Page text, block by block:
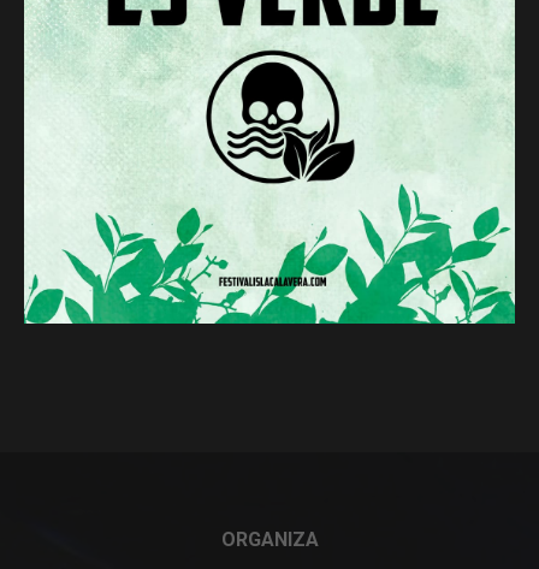
ORGANIZA